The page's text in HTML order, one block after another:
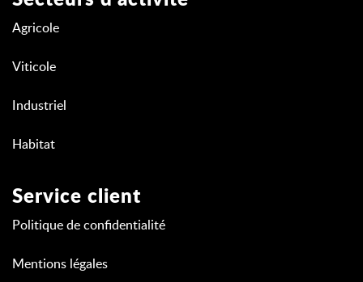
Agricole
Viticole
Industriel
Habitat
Service client
Politique de confidentialité
Mentions légales